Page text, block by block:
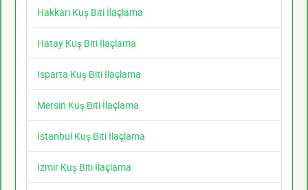
Hakkari Kuş Biti İlaçlama
Hatay Kuş Biti İlaçlama
Isparta Kuş Biti İlaçlama
Mersin Kuş Biti İlaçlama
İstanbul Kuş Biti İlaçlama
İzmir Kuş Biti İlaçlama